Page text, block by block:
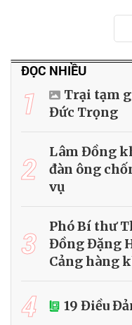
ĐỌC NHIỀU
1
Trại tạm
Đức Trọng
2
Lâm Đồng
đàn ông
vụ
3
Phó Bí thư
Đồng Đặng
Cảng hàng
4 19 Điều